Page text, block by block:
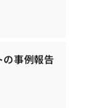
事例報告